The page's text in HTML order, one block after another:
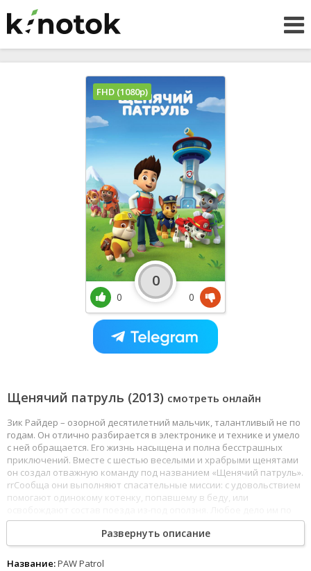
Щенячий патруль (2013) смотреть онлайн
Зик Райдер – озорной десятилетний мальчик, талантливый не по
годам. Он отлично разбирается в электронике и технике и умело
с ней обращается. Его жизнь насыщена и полна бесстрашных
приключений. Вместе с шестью веселыми и храбрыми щенятами
он создал отважную команду под названием «Щенячий патруль».
rrСообща они выполняют спасательные миссии: с удовольствием
помогают одинокому котенку, попавшему в беду, или
плечу. Каждый из щенков команды обладает особым характером
и уникальными способностями. Зик и его четвероногие товарищи
делают немало благих дел и являются по-настоящему смелыми
спасателями.
Развернуть описание
Название:PAW Patrol
FHD (1080p)
0
0
0